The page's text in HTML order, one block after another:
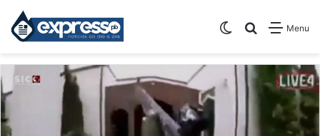
Menu
Pesquisar
Switch skin